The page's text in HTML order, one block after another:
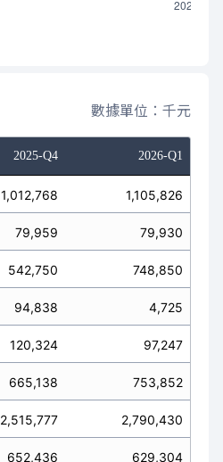
數據單位：千元
2025-Q4 2026-Q1
1,012,768 1,105,826
79,959 79,930
542,750 748,850
94,838 4,725
120,324 97,247
665,138 753,852
2,515,777 2,790,430
652,436 629,304